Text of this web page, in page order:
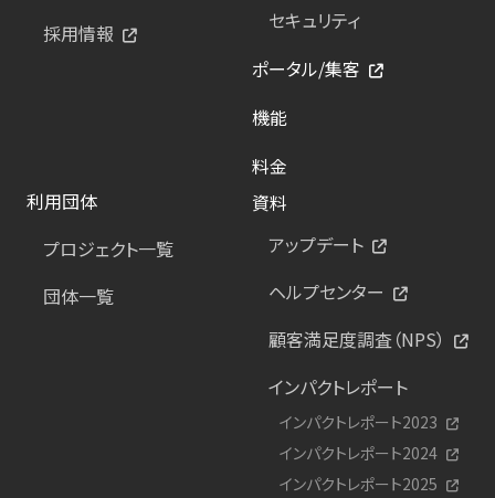
採用情報
セキュリティ
ポータル/集客
機能
料金
利用団体
プロジェクト一覧
団体一覧
資料
アップデート
ヘルプセンター
顧客満足度調査（NPS）
インパクトレポート
インパクトレポート2023
インパクトレポート2024
インパクトレポート2025